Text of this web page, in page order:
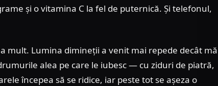
și o vitamina C la fel de puternică. Și telefonul,
mult. Lumina dimineții a venit mai repede decât mă
alea pe care le iubesc — cu ziduri de piatră,
începea să se ridice, iar peste tot se așeza o